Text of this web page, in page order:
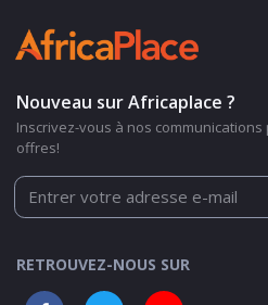
Nouveau sur Africaplace ?
Inscrivez-vous à nos
offres!
RETROUVEZ-NOUS SUR